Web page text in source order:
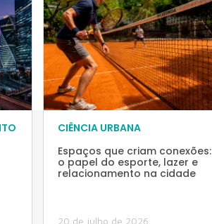
CIÊNCIA URBANA
Espaços que criam conexões:
o papel do esporte, lazer e
relacionamento na cidade
20 de julho de 2026